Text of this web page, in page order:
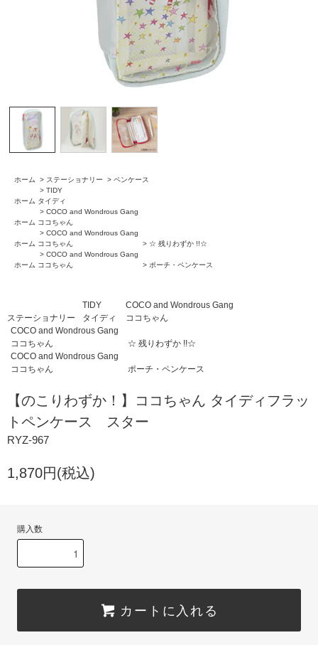
ホーム > ステーショナリー > ペンケース
ホーム
> TIDY
タイディ
ホーム
> COCO and Wondrous Gang
ココちゃん
ホーム
> COCO and Wondrous Gang
ココちゃん
> ☆ 残りわずか !!☆
ホーム
> COCO and Wondrous Gang
ココちゃん
> ポーチ・ペンケース
ステーショナリー
TIDY
タイディ
COCO and Wondrous Gang
ココちゃん
COCO and Wondrous Gang
ココちゃん
☆ 残りわずか !!☆
COCO and Wondrous Gang
ココちゃん
ポーチ・ペンケース
【のこりわずか！】ココちゃん タイディフラッ
トペンケース スター
RYZ-967
1,870円(税込)
購入数
カートに入れる